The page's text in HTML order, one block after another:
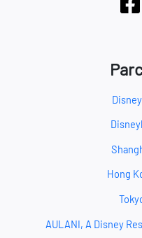
Hong
AULANI, A Disney